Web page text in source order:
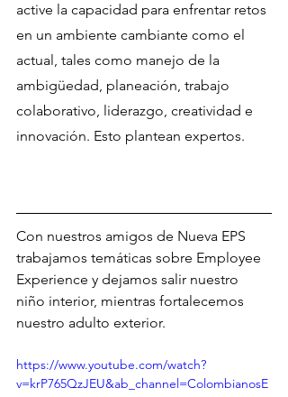
active la capacidad para enfrentar retos
en un ambiente cambiante como el
actual, tales como manejo de la
ambigüedad, planeación, trabajo
colaborativo, liderazgo, creatividad e
innovación. Esto plantean expertos.
Con nuestros amigos de Nueva EPS
trabajamos temáticas sobre Employee
Experience y dejamos salir nuestro
niño interior, mientras fortalecemos
nuestro adulto exterior.
https://www.youtube.com/watch?
v=krP765QzJEU&ab_channel=ColombianosE